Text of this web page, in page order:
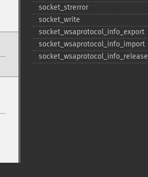
socket_​strerror
socket_​write
socket_​wsaprotocol_​info_​export
socket_​wsaprotocol_​info_​import
socket_​wsaprotocol_​info_​release